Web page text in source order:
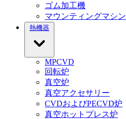
ゴム加工機
マウンティングマシン
熱機器
MPCVD
回転炉
真空炉
真空アクセサリー
CVDおよびPECVD炉
真空ホットプレス炉